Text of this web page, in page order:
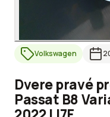
Volkswagen
Dvere pravé
Passat B8